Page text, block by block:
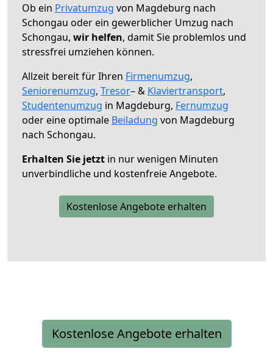
Ob ein Privatumzug von Magdeburg nach
Schongau oder ein gewerblicher Umzug nach
Schongau, wir helfen, damit Sie problemlos und
stressfrei umziehen können.
Allzeit bereit für Ihren Firmenumzug,
Seniorenumzug, Tresor– & Klaviertransport,
Studentenumzug in Magdeburg, Fernumzug
oder eine optimale Beiladung von Magdeburg
nach Schongau.
Erhalten Sie jetzt in nur wenigen Minuten
unverbindliche und kostenfreie Angebote.
Kostenlose Angebote erhalten
Kostenlose Angebote erhalten